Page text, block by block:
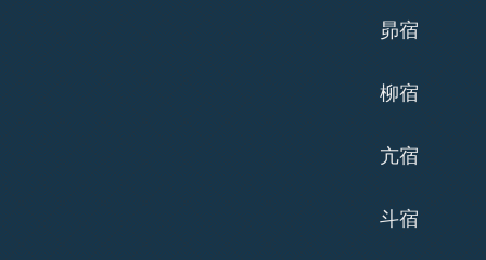
昴宿
柳宿
亢宿
斗宿